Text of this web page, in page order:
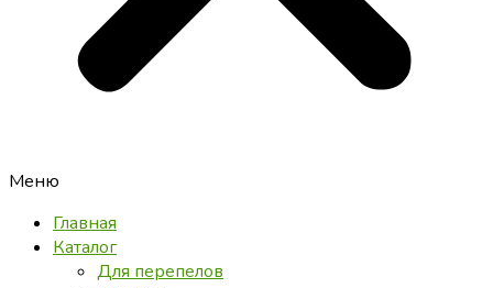
Меню
Главная
Каталог
Для перепелов